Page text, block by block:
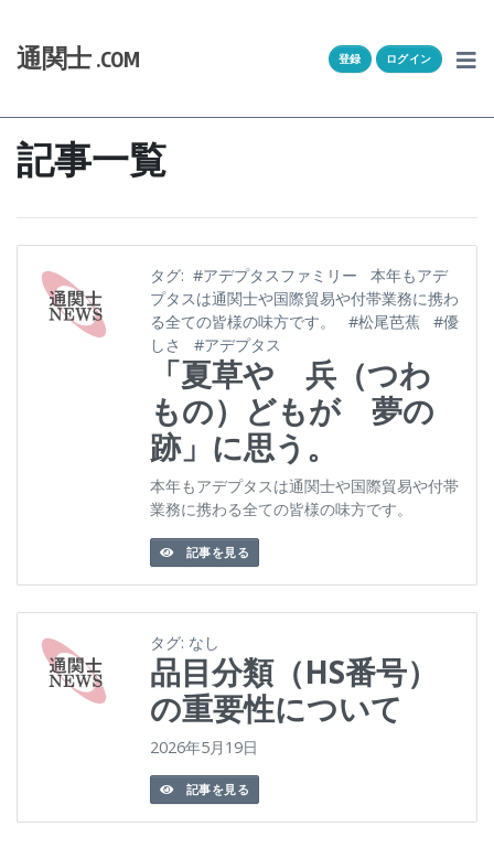
通関士 .COM 登録 ログイン
記事一覧
タグ: #アデプタスファミリー
本年もアデ
プタスは通関士や国際貿易や付帯業務に携わ
る全ての皆様の味方です。
#松尾芭蕉
#優
しさ
#アデプタス
「夏草や 兵（つわ
もの）どもが 夢の
跡」に思う。
本年もアデプタスは通関士や国際貿易や付帯
業務に携わる全ての皆様の味方です。
記事を見る
タグ: なし
品目分類（HS番号）
の重要性について
2026年5月19日
記事を見る
通関士NEWS
HSコード
ユーザー登録
ログイン